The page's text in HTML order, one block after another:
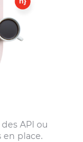
API ou
en place.